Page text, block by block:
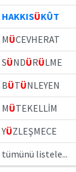
HAKKISÜKÛT
MÜCEVHERAT
SÜNDÜRÜLME
BÜTÜNLEYEN
MÜTEKELLİM
YÜZLEŞMECE
tümünü listele...